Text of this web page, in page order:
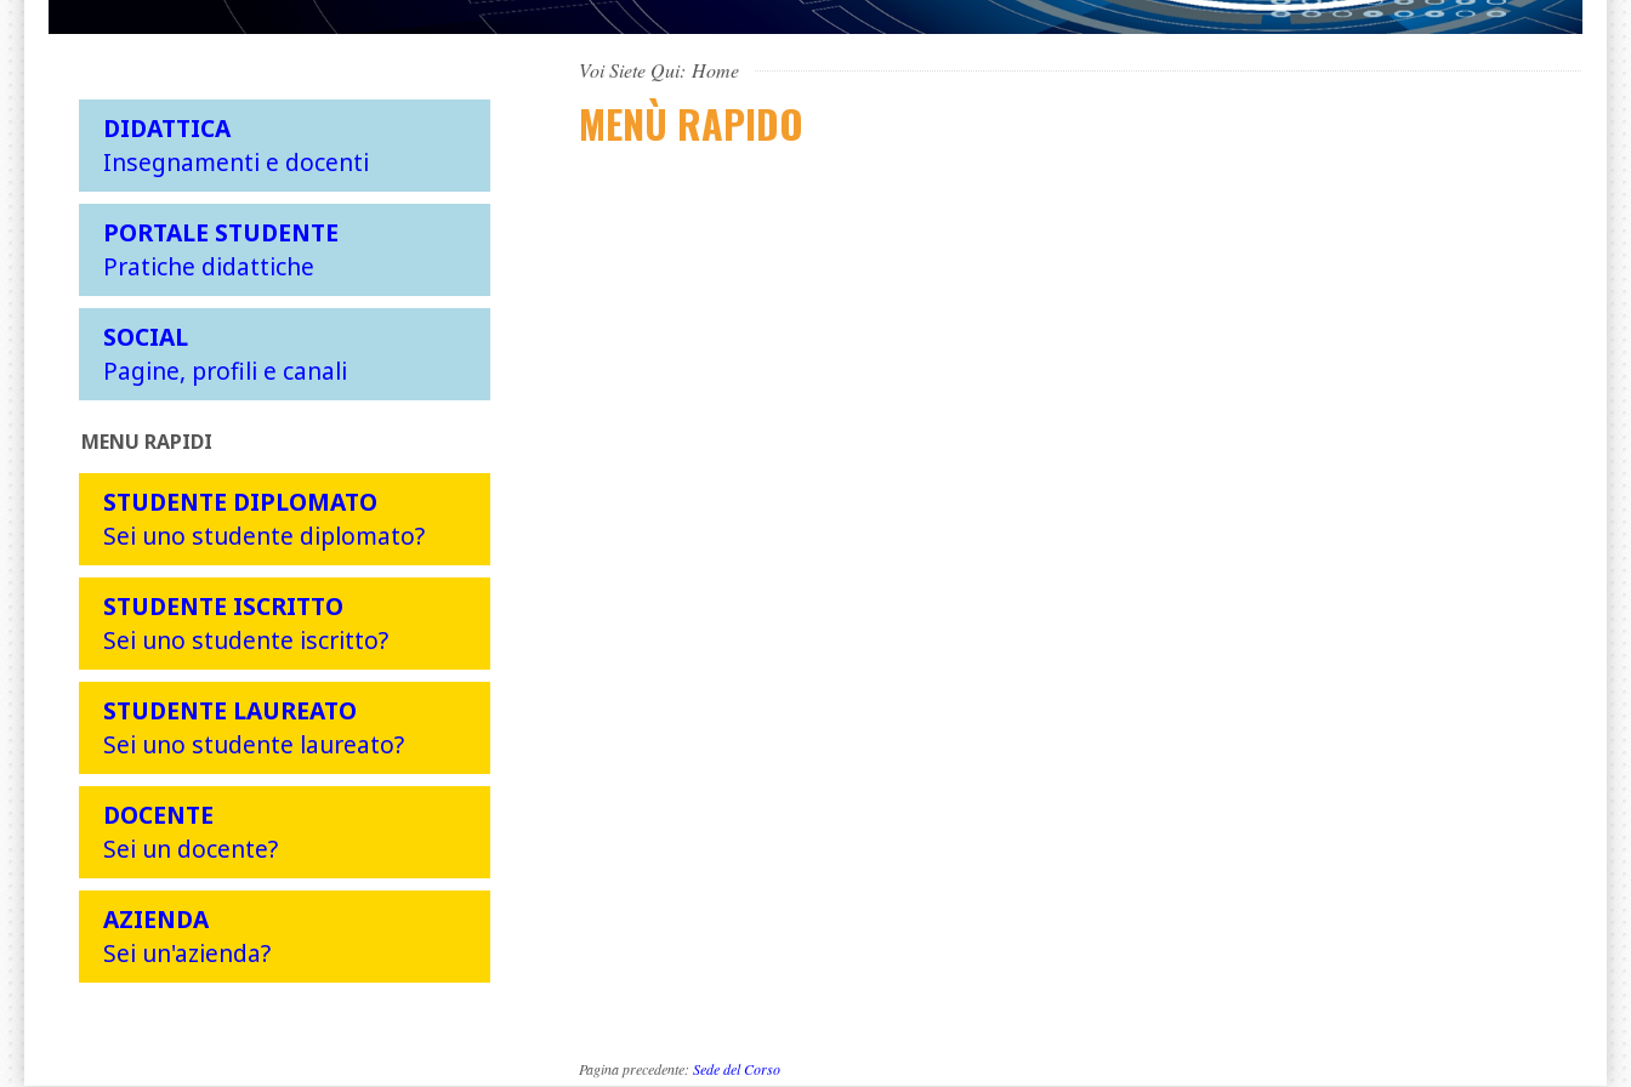
Voi Siete Qui: Home
MENÙ RAPIDO
DIDATTICA
Insegnamenti e docenti
PORTALE STUDENTE
Pratiche didattiche
SOCIAL
Pagine, profili e canali
MENU RAPIDI
STUDENTE DIPLOMATO
Sei uno studente diplomato?
STUDENTE ISCRITTO
Sei uno studente iscritto?
STUDENTE LAUREATO
Sei uno studente laureato?
DOCENTE
Sei un docente?
AZIENDA
Sei un'azienda?
Pagina precedente: Sede del Corso